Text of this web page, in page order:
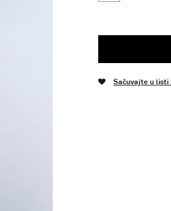
Sačuvajte u listi